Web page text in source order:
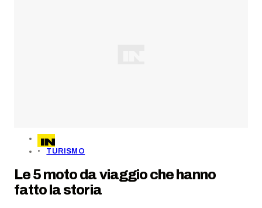
TURISMO
Le 5 moto da viaggio che hanno
fatto la storia